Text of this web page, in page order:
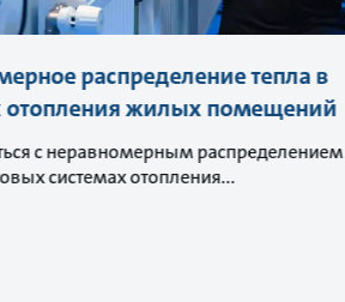
распределение тепла в
отопления жилых помещений
с неравномерным распределением
системах отопления